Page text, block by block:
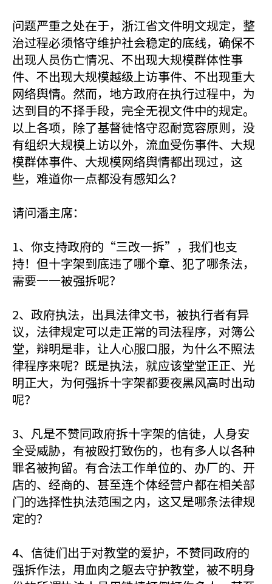
问题严重之处在于，浙江省文件明文规定，整
治过程必须恪守维护社会稳定的底线，确保不
出现人员伤亡情况、不出现大规模群体性事
件、不出现大规模越级上访事件、不出现重大
网络舆情。然而，地方政府在执行过程中，为
达到目的不择手段，完全无视文件中的规定。
以上各项，除了基督徒恪守忍耐宽容原则，没
有组织大规模上访以外，流血受伤事件、大规
模群体事件、大规模网络舆情都出现过，这
些，难道你一点都没有感知么？
请问潘主席：
1、你支持政府的“三改一拆”，我们也支
持！但十字架到底违了哪个章、犯了哪条法，
需要一一被强拆呢？
2、政府执法，出具法律文书，被执行者有异
议，法律规定可以走正常的司法程序，对簿公
堂，辩明是非，让人心服口服，为什么不照法
律程序来呢？既是执法，就应该堂堂正正、光
明正大，为何强拆十字架都要夜黑风高时出动
呢？
3、凡是不赞同政府拆十字架的信徒，人身安
全受威胁，有被殴打致伤的，也有多人以各种
罪名被拘留。有合法工作单位的、办厂的、开
店的、经商的、甚至连个体经营户都在相关部
门的选择性执法范围之内，这又是哪条法律规
定的？
4、信徒们出于对教堂的爱护，不赞同政府的
强拆作法，用血肉之躯去守护教堂，被不明身